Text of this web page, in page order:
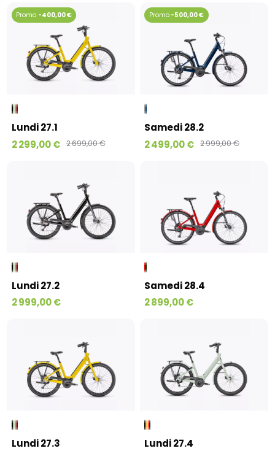
-400,00 €
Lundi 27.1
2 299,00 € 2 699,00 €
-500,00 €
Samedi 28.2
2 499,00 €
2 999,00 €
Lundi 27.2
2 999,00 €
Samedi 28.4
2 899,00 €
Lundi 27.3
Lundi 27.4